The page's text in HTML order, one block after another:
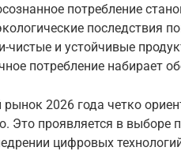
потребление
последствия
чистые и устойчивые
потребление набирает
2026 года четко
Это проявляется в выборе
цифровых